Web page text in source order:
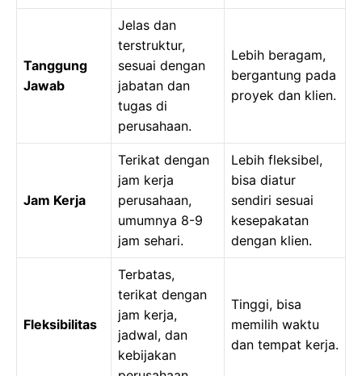
Tanggung
Jawab
Jelas dan
terstruktur,
sesuai dengan
jabatan dan
tugas di
perusahaan.
Lebih beragam,
bergantung pada
proyek dan klien.
Jam Kerja
Terikat dengan
jam kerja
perusahaan,
umumnya 8-9
jam sehari.
Lebih fleksibel,
bisa diatur
sendiri sesuai
kesepakatan
dengan klien.
Fleksibilitas
Terbatas,
terikat dengan
jam kerja,
jadwal, dan
kebijakan
Tinggi, bisa
memilih waktu
dan tempat kerja.